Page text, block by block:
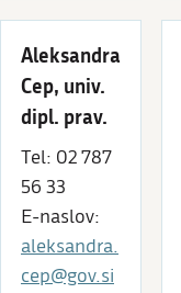
Aleksandra
Cep, univ.
dipl. prav.
Tel: 02 787
56 33
E-naslov:
aleksandra.
cep@gov.si